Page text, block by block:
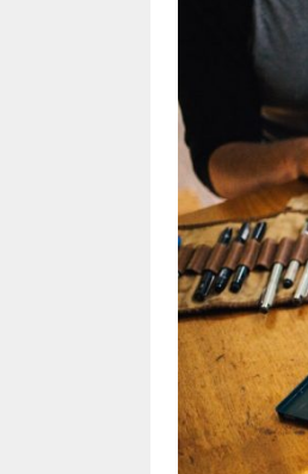
restaurants,
café
and